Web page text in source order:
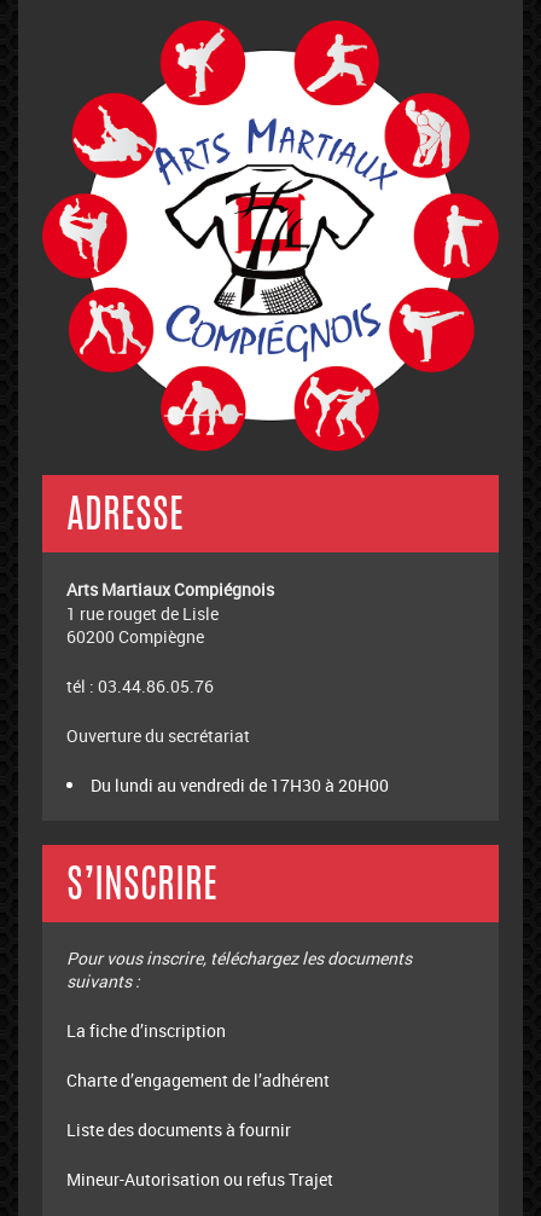
ADRESSE
Arts Martiaux Compiégnois
1 rue rouget de Lisle
60200 Compiègne
tél : 03.44.86.05.76
Ouverture du secrétariat
Du lundi au vendredi de 17H30 à 20H00
S’INSCRIRE
Pour vous inscrire, téléchargez les documents
suivants :
La fiche d’inscription
Charte d’engagement de l’adhérent
Liste des documents à fournir
Mineur-Autorisation ou refus Trajet